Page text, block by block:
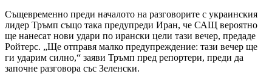
Същевременно преди началото на разговорите с украинския
лидер Тръмп също така предупреди Иран, че САЩ вероятно
ще нанесат нови удари по ирански цели тази вечер, предаде
Ройтерс. „Ще отправя малко предупреждение: тази вечер ще
ги ударим силно,“ заяви Тръмп пред репортери, преди да
започне разговора със Зеленски.